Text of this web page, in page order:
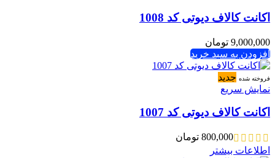
اکانت کالاف دیوتی کد 1008
9,000,000 تومان
افزودن به سبد خرید
فروخته شده جدید
نمایش سریع
اکانت کالاف دیوتی کد 1007
800,000 تومان
اطلاعات بیشتر